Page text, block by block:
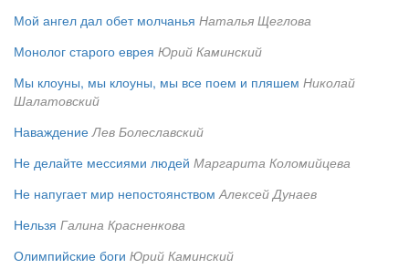
Мой ангел дал обет молчанья Наталья Щеглова
Монолог старого еврея Юрий Каминский
Мы клоуны, мы клоуны, мы все поем и пляшем Николай
Шалатовский
Наваждение Лев Болеславский
Не делайте мессиями людей Маргарита Коломийцева
Не напугает мир непостоянством Алексей Дунаев
Нельзя Галина Красненкова
Олимпийские боги Юрий Каминский